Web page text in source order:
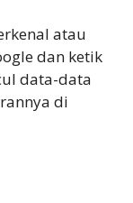
atau
dan ketik
data-data
di